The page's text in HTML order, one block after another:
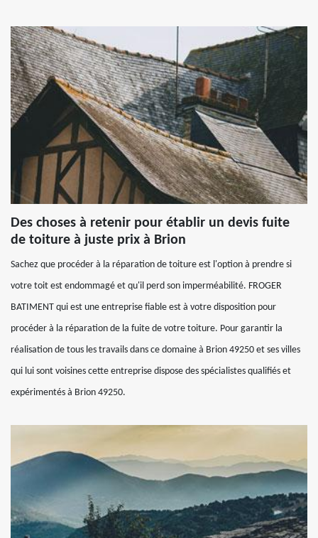
Des choses à retenir pour établir un devis fuite
de toiture à juste prix à Brion
Sachez que procéder à la réparation de toiture est l'option à prendre si
votre toit est endommagé et qu'il perd son imperméabilité. FROGER
BATIMENT qui est une entreprise fiable est à votre disposition pour
procéder à la réparation de la fuite de votre toiture. Pour garantir la
réalisation de tous les travails dans ce domaine à Brion 49250 et ses villes
qui lui sont voisines cette entreprise dispose des spécialistes qualifiés et
expérimentés à Brion 49250.